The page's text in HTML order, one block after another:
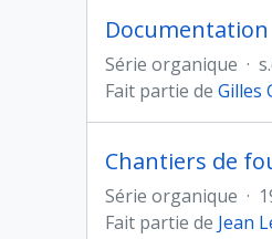
Documentation
Série organique ·
Fait partie de Gilles
Chantiers de
Série organique ·
Fait partie de Jean